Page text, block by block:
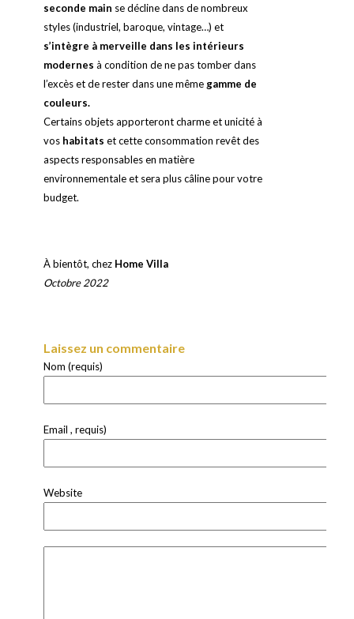
seconde main se décline dans de nombreux
styles (industriel, baroque, vintage…) et
s’intègre à merveille dans les intérieurs
modernes à condition de ne pas tomber dans
l’excès et de rester dans une même gamme de
couleurs.
Certains objets apporteront charme et unicité à
vos habitats et cette consommation revêt des
aspects responsables en matière
environnementale et sera plus câline pour votre
budget.
À bientôt, chezHome Villa
Octobre 2022
Laissez un commentaire
Nom (requis)
Email , requis)
Website